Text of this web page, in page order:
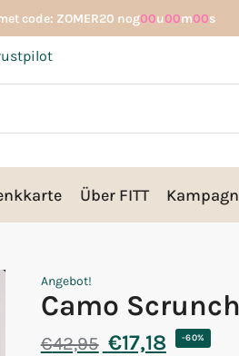
code: ZOMER20 nog00u00m00s
Über FITT
Angebot!
Camo
€42,95 €17,18 -60%